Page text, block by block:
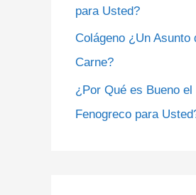
para Usted?
Colágeno ¿Un Asunto
Carne?
¿Por Qué es Bueno el
Fenogreco para